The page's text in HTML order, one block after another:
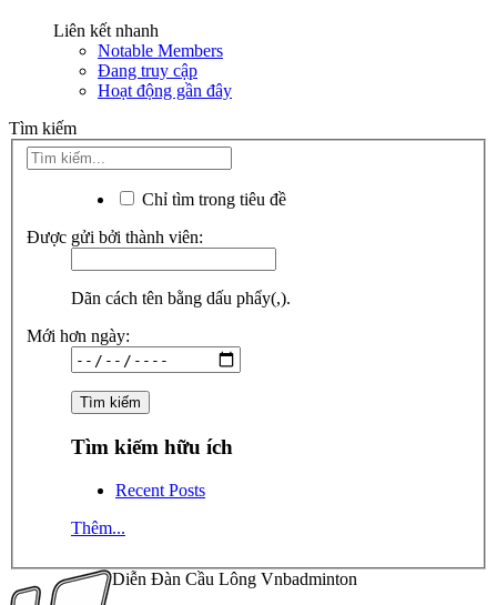
Liên kết nhanh
Notable Members
Đang truy cập
Hoạt động gần đây
Tìm kiếm
Chỉ tìm trong tiêu đề
Được gửi bởi thành viên:
Dãn cách tên bằng dấu phẩy(,).
Mới hơn ngày:
Tìm kiếm hữu ích
Recent Posts
Thêm...
Diễn Đàn Cầu Lông Vnbadminton